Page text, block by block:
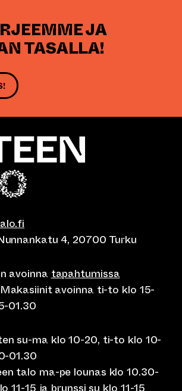
JA
TASALLA!
4, 20700 Turku
avoinna tapahtumissa
avoinna ti-to klo 15-
01.30
su-ma klo 10-20, ti-to klo 10-
01.30
talo ma-pe lounas klo 10.30-